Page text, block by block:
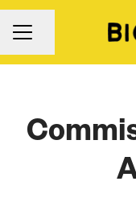
Menu Carriera
Condividi la